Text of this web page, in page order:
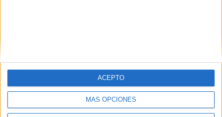
MÁS OPCIONES
ACEPTO